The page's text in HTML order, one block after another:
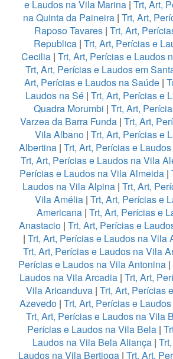
e Laudos na Vila Marina| Trt, Art,
na Quinta da Paineira| Trt, Art,
Raposo Tavares | Trt, Art,
Republica| Trt, Art, Perícias e
Cecilia | Trt, Art, Perícias e Laudos
Trt, Art, Perícias e Laudos em
Art, Perícias e Laudos na Saúde |
Laudos na Sé | Trt, Art, Perícias e
Quadra Morumbi | Trt, Art,
Varzea da Barra Funda | Trt, Art,
Vila Albano| Trt, Art, Perícias e
Albertina | Trt, Art, Perícias e
Trt, Art, Perícias e Laudos na Vila
Perícias e Laudos na Vila Almeida |
Laudos na Vila Alpina | Trt, Art,
Vila Amélia | Trt, Art, Perícias e
Americana| Trt, Art, Perícias e
Anastacio | Trt, Art, Perícias e
| Trt, Art, Perícias e Laudos na Vila
Trt, Art, Perícias e Laudos na Vila
Perícias e Laudos na Vila Antonina|
Laudos na Vila Arcadia | Trt, Art,
Vila Aricanduva| Trt, Art, Perícias
Azevedo| Trt, Art, Perícias e
Trt, Art, Perícias e Laudos na Vila
Perícias e Laudos na Vila Bela |
Laudos na Vila Bela Aliança|
Laudos na Vila Bertioga| Trt, Art,